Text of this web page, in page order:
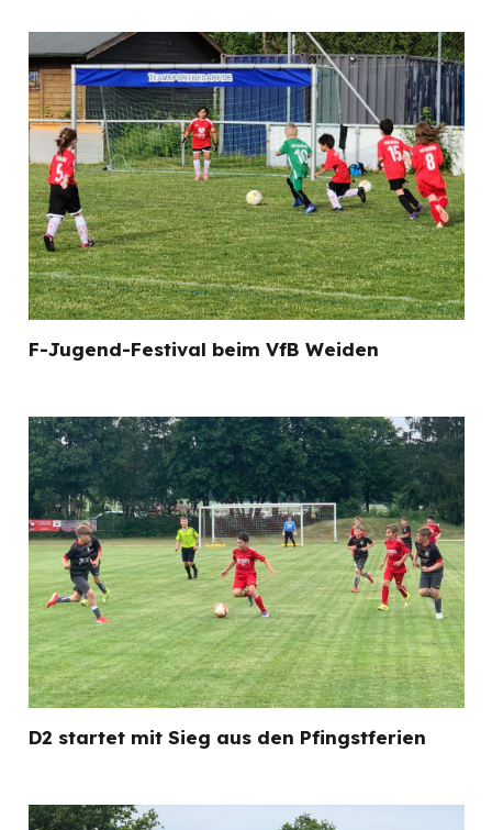
F-Jugend-Festival beim VfB Weiden
D2 startet mit Sieg aus den Pfingstferien